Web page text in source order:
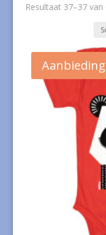
Resultaat 37–37